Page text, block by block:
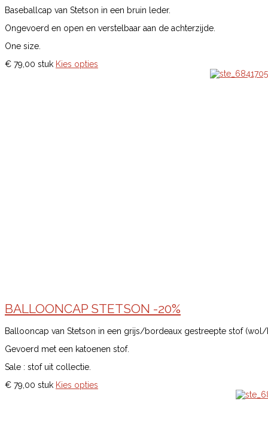
Baseballcap van Stetson in een bruin leder.
Ongevoerd en open en verstelbaar aan de achterzijde.
One size.
€ 79,00 stuk Kies opties
BALLOONCAP STETSON -20%
Ballooncap van Stetson in een grijs/bordeaux gestreepte stof (wol/
Gevoerd met een katoenen stof.
Sale : stof uit collectie.
€ 79,00 stuk Kies opties